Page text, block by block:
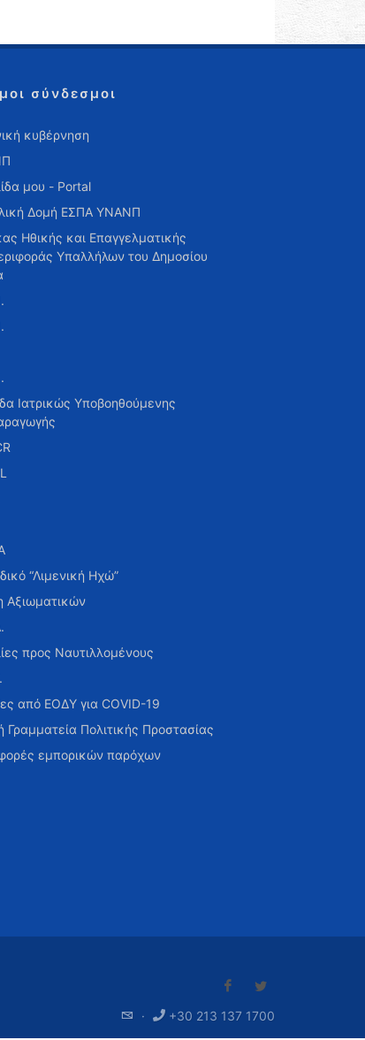
σύνδεσμοι
κυβέρνηση
μου - Portal
Δομή ΕΣΠΑ ΥΝΑΝΠ
Ηθικής και Επαγγελματικής
Υπαλλήλων του Δημοσίου
Ιατρικώς Υποβοηθούμενης
“Λιμενική Ηχώ”
Αξιωματικών
προς Ναυτιλλομένους
από ΕΟΔΥ για COVID-19
Γραμματεία Πολιτικής Προστασίας
εμπορικών παρόχων
· +30 213 137 1700